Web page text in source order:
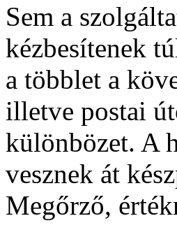
Sem a
kézbesítenek
a többlet a
illetve postai
különbözet. A
vesznek át
Megőrző,